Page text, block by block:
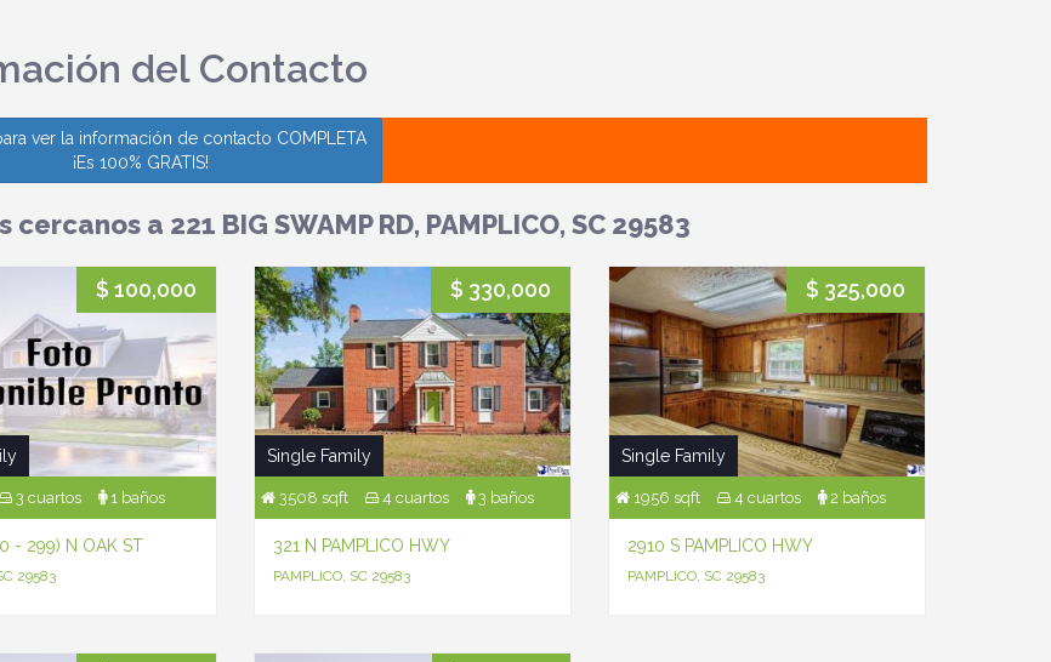
del Contacto
ver la información de contacto COMPLETA
¡Es 100% GRATIS!
cercanos a 221 BIG SWAMP RD, PAMPLICO, SC 29583
$ 100,000
3 cuartos 1 baños
- 299) N OAK ST
29583
$ 330,000
Single Family
3508 sqft 4 cuartos 3 baños
321 N PAMPLICO HWY
PAMPLICO, SC 29583
$ 325,000
Single Family
1956 sqft 4 cuartos 2 baños
2910 S PAMPLICO HWY
PAMPLICO, SC 29583